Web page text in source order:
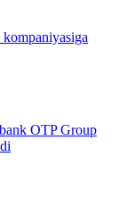
OTP Group